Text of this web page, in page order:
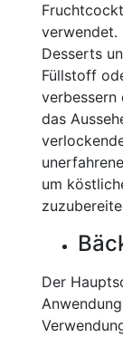
verwendet.
Desserts
Füllstoff
verbessern
das
um
Der